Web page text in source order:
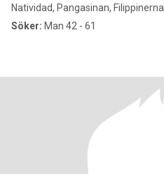
Natividad, Pangasinan, Filippinerna
Söker: Man 42 - 61